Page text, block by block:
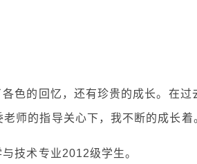
色的回忆，还有珍贵的成长。在过
师的指导关心下，我不断的成长着
技术专业2012级学生。